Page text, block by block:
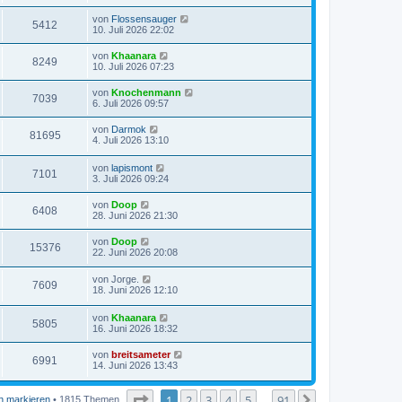
5412 von Flossensauger
10. Juli 2026 22:02
8249 von Khaanara
10. Juli 2026 07:23
7039 von Knochenmann
6. Juli 2026 09:57
81695 von Darmok
4. Juli 2026 13:10
7101 von lapismont
3. Juli 2026 09:24
6408 von Doop
28. Juni 2026 21:30
15376 von Doop
22. Juni 2026 20:08
7609 von Jorge.
18. Juni 2026 12:10
5805 von Khaanara
16. Juni 2026 18:32
6991 von breitsameter
14. Juni 2026 13:43
markieren • 1815 Themen